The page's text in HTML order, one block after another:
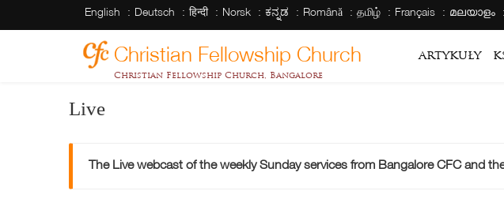
English Deutsch हिन्दी Norsk ಕನ್ನಡ Română தமிழ் Français മലയാളം
Christian Fellowship Church
Christian Fellowship Church, Bangalore
artykuły
Live
The Live webcast of the weekly Sunday services from Bangalore CFC and